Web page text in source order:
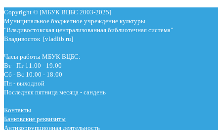
Copyright © [МБУК ВЦБС 2003-2025]
Муниципальное бюджетное учреждение культуры
"Владивостокская централизованная библиотечная система"
Владивосток [vladlib.ru]
Часы работы МБУК ВЦБС:
Вт - Пт 11:00 - 19:00
Сб - Вс 10:00 - 18:00
Пн - выходной
Последняя пятница месяца - сандень
Контакты
Банковские реквизиты
Антикоррупционная деятельность